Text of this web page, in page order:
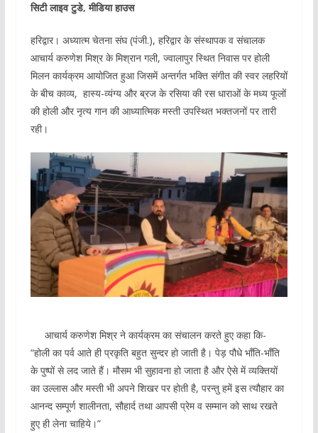
सिटी लाइव टुडे, मीडिया हाउस
हरिद्वार।‌ अध्यात्म चेतना संघ (पंजी.), हरिद्वार के संस्थापक व संचालक
आचार्य करुणेश मिश्र के मिश्रान गली, ज्वालापुर स्थित निवास पर होली
मिलन कार्यक्रम आयोजित हुआ जिसमें अन्तर्गत भक्ति संगीत की स्वर लहरियों
के बीच काव्य, हास्य-व्यंग्य और ब्रज के रसिया की रस धाराओं के मध्य फूलों
की होली और नृत्य गान की आध्यात्मिक मस्ती उपस्थित भक्तजनों पर तारी
रही।
आचार्य करुणेश मिश्र ने कार्यक्रम का संचालन‌ करते हुए कहा कि-
“होली का पर्व आते ही प्रकृति बहुत सुन्दर हो जाती है। पेड़ पौधे भाँति-भाँति
के पुष्पों से लद जाते हैं।‌ मौसम भी सुहावना हो जाता है और ऐसे में व्यक्तियों
का उल्लास और मस्ती भी अपने शिखर पर होती है, परन्तु हमें इस त्यौहार का
आनन्द सम्पूर्ण शालीनता, सौहार्द तथा आपसी प्रेम व सम्मान को साथ रखते
हुए ही लेना चाहिये।”